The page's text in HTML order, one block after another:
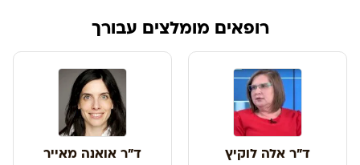
רופאים מומלצים עבורך
ד"ר אלה לוקיץ ד"ר אואנה מאייר